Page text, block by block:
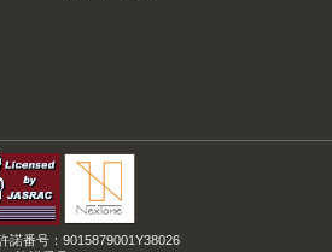
諾番号：9015879001Y38026